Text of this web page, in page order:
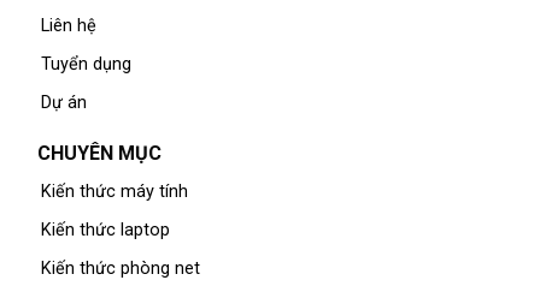
Liên hệ
Tuyển dụng
Dự án
CHUYÊN MỤC
Kiến thức máy tính
Kiến thức laptop
Kiến thức phòng net